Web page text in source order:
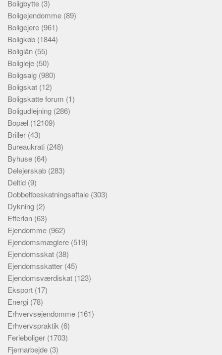
Boligbytte (3)
Boligejendomme (89)
Boligejere (961)
Boligkøb (1844)
Boliglån (55)
Boligleje (50)
Boligsalg (980)
Boligskat (12)
Boligskatte forum (1)
Boligudlejning (286)
Bopæl (12109)
Briller (43)
Bureaukrati (248)
Byhuse (64)
Delejerskab (283)
Deltid (9)
Dobbeltbeskatningsaftale (303)
Dykning (2)
Efterløn (63)
Ejendomme (962)
Ejendomsmæglere (519)
Ejendomsskat (38)
Ejendomsskatter (45)
Ejendomsværdiskat (123)
Eksport (17)
Energi (78)
Erhvervsejendomme (161)
Erhvervspraktik (6)
Ferieboliger (1703)
Fjernarbejde (3)